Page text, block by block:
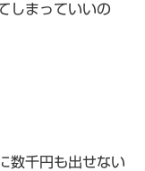
しまっていいの
数千円も出せない